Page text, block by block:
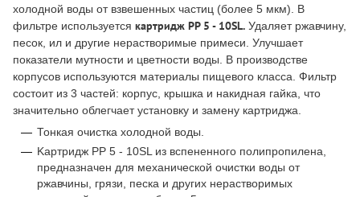
холодной воды от взвешенных частиц (более 5 мкм). В
фильтре используется картридж РР 5 - 10SL. Удаляет ржавчину,
песок, ил и другие нерастворимые примеси. Улучшает
показатели мутности и цветности воды. В производстве
корпусов используются материалы пищевого класса. Фильтр
состоит из 3 частей: корпус, крышка и накидная гайка, что
значительно облегчает установку и замену картриджа.
Тонкая очистка холодной воды.
Kартридж PP 5 - 10SL из вспененного полипропилена,
предназначен для механической очистки воды от
ржавчины, грязи, песка и других нерастворимых